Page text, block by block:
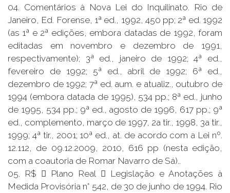
04. Comentários à Nova Lei do Inquilinato. Rio de
Janeiro, Ed. Forense, 1ª ed., 1992, 450 pp; 2ª ed. 1992
(as 1ª e 2ª edições, embora datadas de 1992, foram
editadas em novembro e dezembro de 1991,
respectivamente); 3ª ed., janeiro de 1992; 4ª ed.,
fevereiro de 1992; 5ª ed., abril de 1992; 6ª ed.,
dezembro de 1992; 7ª ed. aum. e atualiz., outubro de
1994 (embora datada de 1995), 534 pp.; 8ª ed., junho
de 1995, 534 pp.; 9ª ed., agosto de 1996, 617 pp.; 9ª
ed., complemento, março de 1997, 2a tir., 1998, 3a tir.,
1999; 4ª tir., 2001; 10ª ed., at. de acordo com a Lei nº.
12.112, de 09.12.2009, 2010, 616 pp (nesta edição,
com a coautoria de Romar Navarro de Sá)..
05. R$  Plano Real  Legislação e Anotações à
Medida Provisória n° 542, de 30 de junho de 1994. Rio